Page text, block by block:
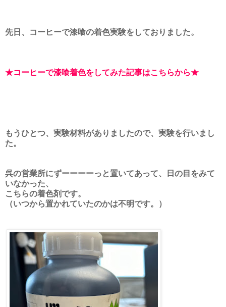
先日、コーヒーで漆喰の着色実験をしておりました。
★コーヒーで漆喰着色をしてみた記事はこちらから★
もうひとつ、実験材料がありましたので、実験を行いまし
た。
呉の営業所にずーーーーっと置いてあって、日の目をみて
いなかった、
こちらの着色剤です。
（いつから置かれていたのかは不明です。）